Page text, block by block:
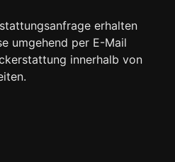
erhalten
umgehend per E-Mail
innerhalb von